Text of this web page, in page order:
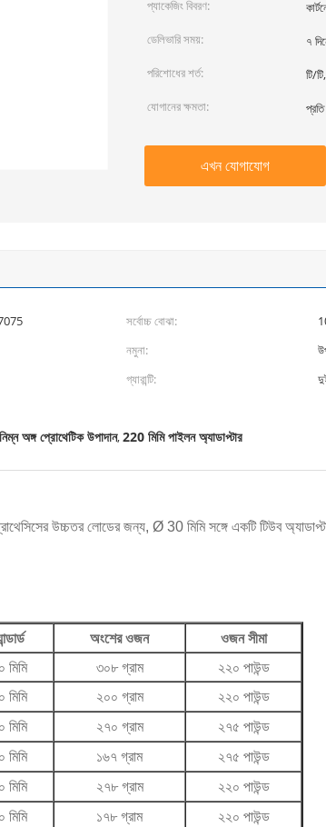
প্যাকেজিং বিবরণ:
ডেলিভারি সময়:
৭
পরিশোধের শর্ত:
টি/
যোগানের ক্ষমতা:
এখন যোগাযোগ
সর্বোচ্চ বোঝা:
নমুনা:
গ্যারান্টি:
অঙ্গ প্রোথেটিক উপাদান,220 মিমি পাইলন অ্যাডাপ্টার
উচ্চতর লোডের জন্য, Ø 30 মিমি সঙ্গে একটি টিউব
অংশের ওজন
ওজন সীমা
মিমি ৩০৮ গ্রাম
২২০ পাউন্ড
মিমি ২০০ গ্রাম
২২০ পাউন্ড
মিমি ২৭০ গ্রাম
২৭৫ পাউন্ড
মিমি ১৬৭ গ্রাম
২৭৫ পাউন্ড
মিমি ২৭৮ গ্রাম
২২০ পাউন্ড
মিমি ১৭৮ গ্রাম ২২০ পাউন্ড